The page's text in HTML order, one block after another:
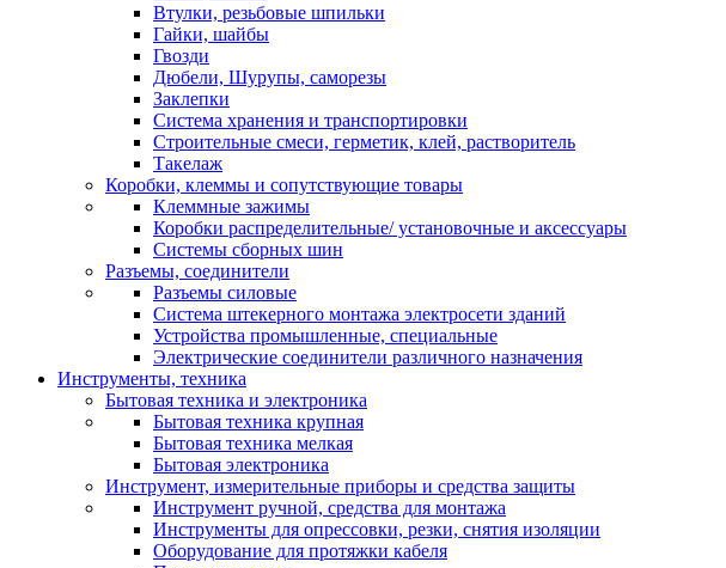
Втулки, резьбовые шпильки
Гайки, шайбы
Гвозди
Дюбели, Шурупы, саморезы
Заклепки
Система хранения и транспортировки
Строительные смеси, герметик, клей, растворитель
Такелаж
Коробки, клеммы и сопутствующие товары
Клеммные зажимы
Коробки распределительные/ установочные и аксессуары
Системы сборных шин
Разъемы, соединители
Разъемы силовые
Система штекерного монтажа электросети зданий
Устройства промышленные, специальные
Электрические соединители различного назначения
Инструменты, техника
Бытовая техника и электроника
Бытовая техника крупная
Бытовая техника мелкая
Бытовая электроника
Инструмент, измерительные приборы и средства защиты
Инструмент ручной, средства для монтажа
Инструменты для опрессовки, резки, снятия изоляции
Оборудование для протяжки кабеля